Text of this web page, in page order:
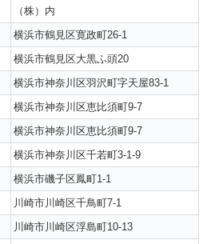
（株）内
横浜市鶴見区寛政町26-1
横浜市鶴見区大黒ふ頭20
横浜市神奈川区羽沢町字天屋83-1
横浜市神奈川区恵比須町9-7
横浜市神奈川区恵比須町9-7
横浜市神奈川区千若町3-1-9
横浜市磯子区鳳町1-1
川崎市川崎区千鳥町7-1
川崎市川崎区浮島町10-13